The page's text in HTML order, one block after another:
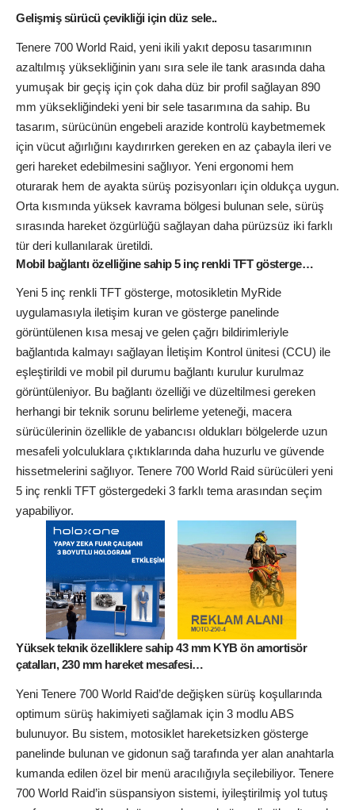
Gelişmiş sürücü çevikliği için düz sele..
Tenere 700 World Raid, yeni ikili yakıt deposu tasarımının
azaltılmış yüksekliğinin yanı sıra sele ile tank arasında daha
yumuşak bir geçiş için çok daha düz bir profil sağlayan 890
mm yüksekliğindeki yeni bir sele tasarımına da sahip. Bu
tasarım, sürücünün engebeli arazide kontrolü kaybetmemek
için vücut ağırlığını kaydırırken gereken en az çabayla ileri ve
geri hareket edebilmesini sağlıyor. Yeni ergonomi hem
oturarak hem de ayakta sürüş pozisyonları için oldukça uygun.
Orta kısmında yüksek kavrama bölgesi bulunan sele, sürüş
sırasında hareket özgürlüğü sağlayan daha pürüzsüz iki farklı
tür deri kullanılarak üretildi.
Mobil bağlantı özelliğine sahip 5 inç renkli TFT gösterge…
Yeni 5 inç renkli TFT gösterge, motosikletin MyRide
uygulamasıyla iletişim kuran ve gösterge panelinde
görüntülenen kısa mesaj ve gelen çağrı bildirimleriyle
bağlantıda kalmayı sağlayan İletişim Kontrol ünitesi (CCU) ile
eşleştirildi ve mobil pil durumu bağlantı kurulur kurulmaz
görüntüleniyor. Bu bağlantı özelliği ve düzeltilmesi gereken
herhangi bir teknik sorunu belirleme yeteneği, macera
sürücülerinin özellikle de yabancısı oldukları bölgelerde uzun
mesafeli yolculuklara çıktıklarında daha huzurlu ve güvende
hissetmelerini sağlıyor. Tenere 700 World Raid sürücüleri yeni
5 inç renkli TFT göstergedeki 3 farklı tema arasından seçim
yapabiliyor.
Yüksek teknik özelliklere sahip 43 mm KYB ön amortisör
çatalları, 230 mm hareket mesafesi…
Yeni Tenere 700 World Raid’de değişken sürüş koşullarında
optimum sürüş hakimiyeti sağlamak için 3 modlu ABS
bulunuyor. Bu sistem, motosiklet hareketsizken gösterge
panelinde bulunan ve gidonun sağ tarafında yer alan anahtarla
kumanda edilen özel bir menü aracılığıyla seçilebiliyor. Tenere
700 World Raid’in süspansiyon sistemi, iyileştirilmiş yol tutuş